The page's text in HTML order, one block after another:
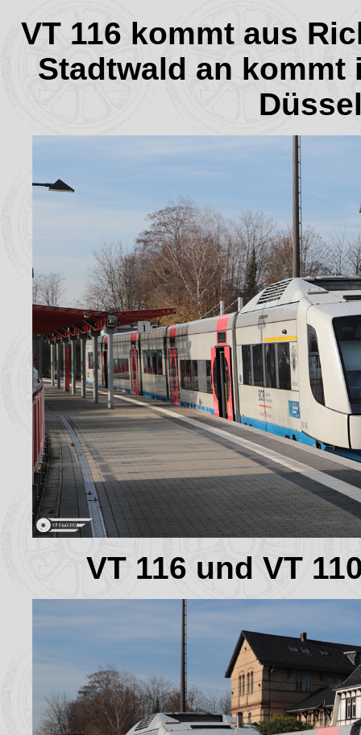
VT 116 kommt aus
Stadtwald an kommt
VT 116 und VT